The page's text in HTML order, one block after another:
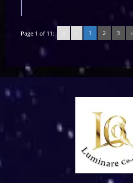
Page 1 of 11: « ‹ 1 2 3 ›